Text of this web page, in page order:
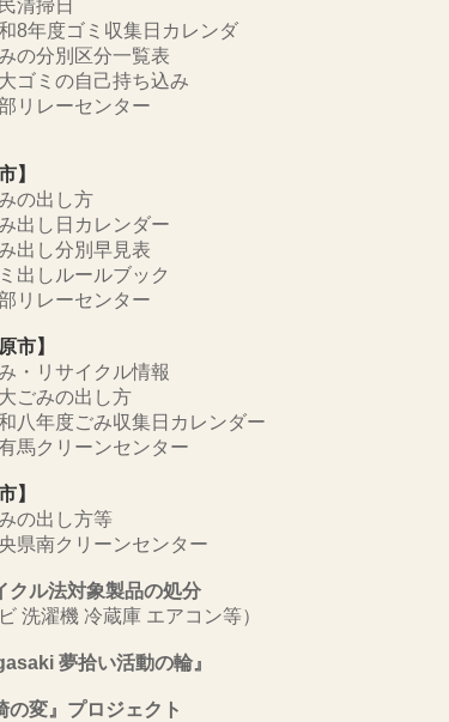
清掃日
8年度ゴミ収集日カレンダ
の分別区分一覧表
ゴミの自己持ち込み
リレーセンター
】
の出し方
出し日カレンダー
出し分別早見表
出しルールブック
リレーセンター
市】
・リサイクル情報
ごみの出し方
八年度ごみ収集日カレンダー
馬クリーンセンター
】
の出し方等
県南クリーンセンター
クル法対象製品の処分
洗濯機 冷蔵庫 エアコン等）
夢拾い活動の輪』
の変』プロジェクト